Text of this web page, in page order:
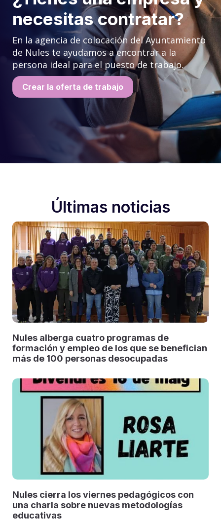
necesitas contratar?
En la agencia de colocación del Ayuntamiento
de Nules te ayudamos a encontrar a la
persona ideal para el puesto de trabajo.
Crear la oferta de trabajo
Últimas noticias
Nules alberga cuatro programas de
formación y empleo de los que se benefician
más de 100 personas desocupadas
Nules cierra los viernes pedagógicos con
una charla sobre nuevas metodologías
educativas